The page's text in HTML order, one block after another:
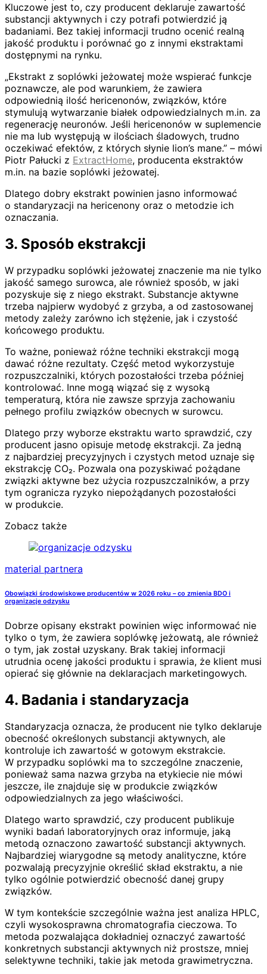
Kluczowe jest to, czy producent deklaruje zawartość
substancji aktywnych i czy potrafi potwierdzić ją
badaniami. Bez takiej informacji trudno ocenić realną
jakość produktu i porównać go z innymi ekstraktami
dostępnymi na rynku.
„Ekstrakt z soplówki jeżowatej może wspierać funkcje
poznawcze, ale pod warunkiem, że zawiera
odpowiednią ilość hericenonów, związków, które
stymulują wytwarzanie białek odpowiedzialnych m.in. za
regenerację neuronów. Jeśli hericenonów w suplemencie
nie ma lub występują w ilościach śladowych, trudno
oczekiwać efektów, z których słynie lion’s mane.” – mówi
Piotr Pałucki z ExtractHome, producenta ekstraktów
m.in. na bazie soplówki jeżowatej.
Dlatego dobry ekstrakt powinien jasno informować
o standaryzacji na hericenony oraz o metodzie ich
oznaczania.
3. Sposób ekstrakcji
W przypadku soplówki jeżowatej znaczenie ma nie tylko
jakość samego surowca, ale również sposób, w jaki
pozyskuje się z niego ekstrakt. Substancje aktywne
trzeba najpierw wydobyć z grzyba, a od zastosowanej
metody zależy zarówno ich stężenie, jak i czystość
końcowego produktu.
To ważne, ponieważ różne techniki ekstrakcji mogą
dawać różne rezultaty. Część metod wykorzystuje
rozpuszczalniki, których pozostałości trzeba później
kontrolować. Inne mogą wiązać się z wysoką
temperaturą, która nie zawsze sprzyja zachowaniu
pełnego profilu związków obecnych w surowcu.
Dlatego przy wyborze ekstraktu warto sprawdzić, czy
producent jasno opisuje metodę ekstrakcji. Za jedną
z najbardziej precyzyjnych i czystych metod uznaje się
ekstrakcję CO₂. Pozwala ona pozyskiwać pożądane
związki aktywne bez użycia rozpuszczalników, a przy
tym ogranicza ryzyko niepożądanych pozostałości
w produkcie.
Zobacz także
material partnera
Obowiązki środowiskowe producentów w 2026 roku – co zmienia BDO i
organizacje odzysku
Dobrze opisany ekstrakt powinien więc informować nie
tylko o tym, że zawiera soplówkę jeżowatą, ale również
o tym, jak został uzyskany. Brak takiej informacji
utrudnia ocenę jakości produktu i sprawia, że klient musi
opierać się głównie na deklaracjach marketingowych.
4. Badania i standaryzacja
Standaryzacja oznacza, że producent nie tylko deklaruje
obecność określonych substancji aktywnych, ale
kontroluje ich zawartość w gotowym ekstrakcie.
W przypadku soplówki ma to szczególne znaczenie,
ponieważ sama nazwa grzyba na etykiecie nie mówi
jeszcze, ile znajduje się w produkcie związków
odpowiedzialnych za jego właściwości.
Dlatego warto sprawdzić, czy producent publikuje
wyniki badań laboratoryjnych oraz informuje, jaką
metodą oznaczono zawartość substancji aktywnych.
Najbardziej wiarygodne są metody analityczne, które
pozwalają precyzyjnie określić skład ekstraktu, a nie
tylko ogólnie potwierdzić obecność danej grupy
związków.
W tym kontekście szczególnie ważna jest analiza HPLC,
czyli wysokosprawna chromatografia cieczowa. To
metoda pozwalająca dokładniej oznaczyć zawartość
konkretnych substancji aktywnych niż prostsze, mniej
selektywne techniki, takie jak metoda grawimetryczna.